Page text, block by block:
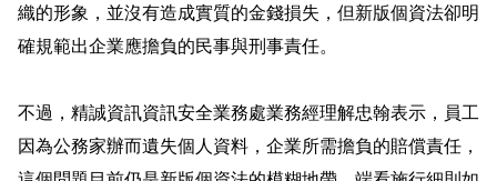
織的形象，並沒有造成實質的金錢損失，但新版個資法卻明
確規範出企業應擔負的民事與刑事責任。
不過，精誠資訊資訊安全業務處業務經理解忠翰表示，員工
因為公務家辦而遺失個人資料，企業所需擔負的賠償責任，